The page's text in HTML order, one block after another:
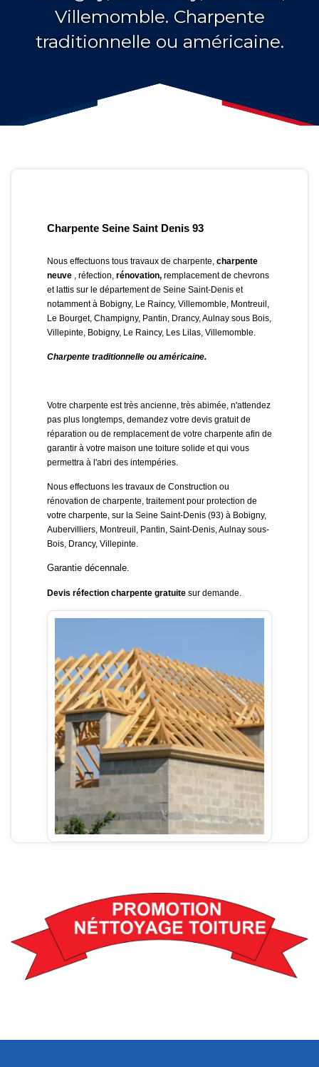
Villemomble. Charpente
traditionnelle ou américaine.
Charpente Seine Saint Denis 93
Nous effectuons tous travaux de charpente, charpente
neuve , réfection, rénovation, remplacement de chevrons
et lattis sur le département de Seine Saint-Denis et
notamment à Bobigny, Le Raincy, Villemomble, Montreuil,
Le Bourget, Champigny, Pantin, Drancy, Aulnay sous Bois,
Villepinte, Bobigny, Le Raincy, Les Lilas, Villemomble.
Charpente traditionnelle ou américaine.
Votre charpente est très ancienne, très abimée, n'attendez
pas plus longtemps, demandez votre devis gratuit de
réparation ou de remplacement de votre charpente afin de
garantir à votre maison une toiture solide et qui vous
permettra à l'abri des intempéries.
Nous effectuons les travaux de Construction ou
rénovation de charpente, traitement pour protection de
votre charpente, sur la Seine Saint-Denis (93) à Bobigny,
Aubervilliers, Montreuil, Pantin, Saint-Denis, Aulnay sous-
Bois, Drancy, Villepinte.
Garantie décennale.
Devis réfection charpente gratuite sur demande.